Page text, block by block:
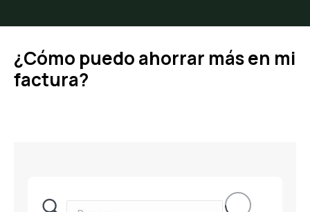
¿Cómo puedo ahorrar más en mi
factura?